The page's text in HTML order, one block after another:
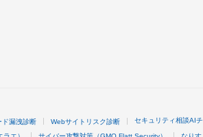
ド漏洩診断 Webサイトリスク診断 セキュリティ相談AI